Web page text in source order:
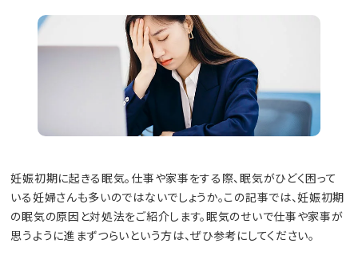
妊娠初期に起きる眠気。仕事や家事をする際、眠気がひどく困って
いる妊婦さんも多いのではないでしょうか。この記事では、妊娠初期
の眠気の原因と対処法をご紹介します。眠気のせいで仕事や家事が
思うように進まずつらいという方は、ぜひ参考にしてください。